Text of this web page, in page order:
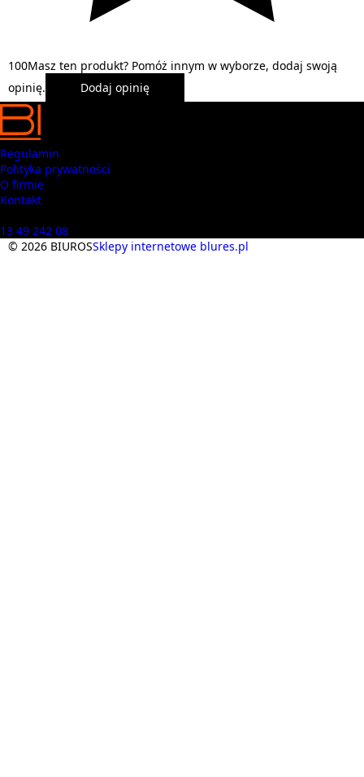
100Masz ten produkt? Pomóż innym w wyborze, dodaj swoją
opinię.
Dodaj opinię
Regulamin
Polityka prywatności
O firmie
Kontakt
13 49 242 08
© 2026 BIUROSSklepy internetowe blures.pl